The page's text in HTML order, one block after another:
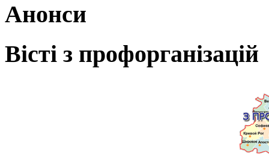
Анонси
Вісті з профорганізацій